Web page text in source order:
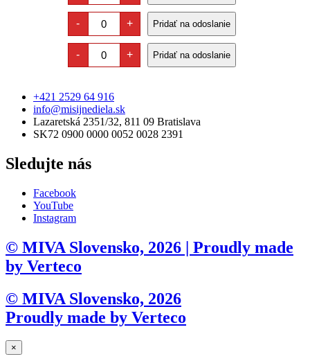
réžiu,
poštovné
propagáciu
misií
quantity
-
Príspevok
réžiu,
poštovné
quantity
+ Pridať na odoslanie
-
Príspevok
réžiu,
a
propagáciu
misií
quantity
+ Pridať na odoslanie
+421 2529 64 916
info@misijnediela.sk
Lazaretská 2351/32, 811 09 Bratislava
SK72 0900 0000 0052 0028 2391
Sledujte nás
Facebook
YouTube
Instagram
© MIVA Slovensko, 2026 | Proudly made
by Verteco
© MIVA Slovensko, 2026
Proudly made by Verteco
×